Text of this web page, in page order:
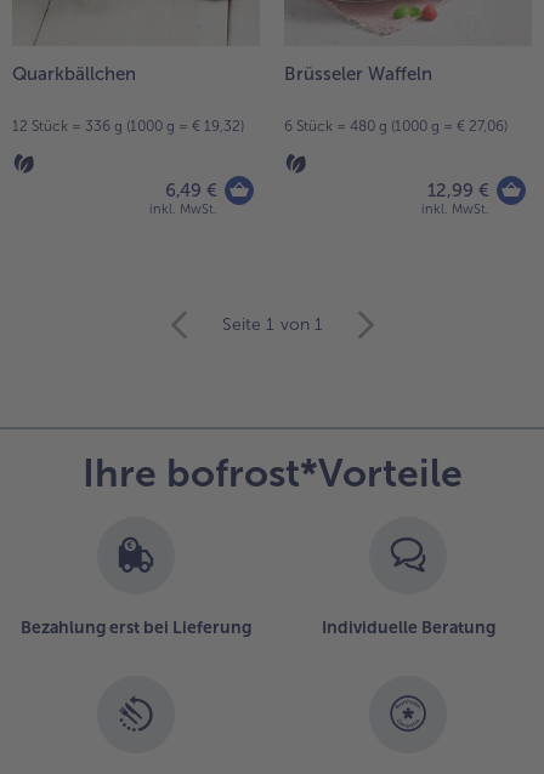
Quarkbällchen
12 Stück = 336 g (1000 g = € 19,32)
6,49 €
inkl. MwSt.
Brüsseler Waffeln
6 Stück = 480 g (1000 g = € 27,06)
12,99 €
inkl. MwSt.
Es
befinden
Seite 1 von 1
Ihre bofrost*Vorteile
Bezahlung erst bei Lieferung Individuelle Beratung